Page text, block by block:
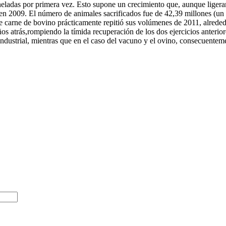
por primera vez. Esto supone un crecimiento que, aunque
2009. El número de animales sacrificados fue de 42,39 millones
de bovino prácticamente repitió sus volúmenes de 2011,
atrás,rompiendo la tímida recuperación de los dos ejercicios
mientras que en el caso del vacuno y el ovino,